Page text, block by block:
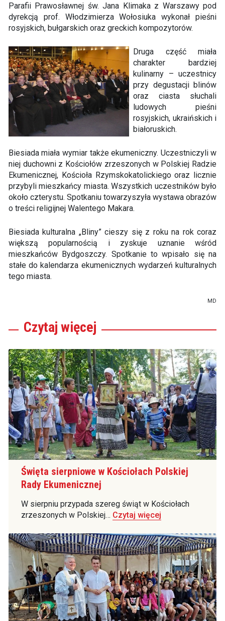
Parafii Prawosławnej św. Jana Klimaka z Warszawy pod
dyrekcją prof. Włodzimierza Wołosiuka wykonał pieśni
rosyjskich, bułgarskich oraz greckich kompozytorów.
Druga część miała
charakter bardziej
kulinarny – uczestnicy
przy degustacji blinów
oraz ciasta słuchali
ludowych pieśni
rosyjskich, ukraińskich i
białoruskich.
Biesiada miała wymiar także ekumeniczny. Uczestniczyli w
niej duchowni z Kościołów zrzeszonych w Polskiej Radzie
Ekumenicznej, Kościoła Rzymskokatolickiego oraz licznie
przybyli mieszkańcy miasta. Wszystkich uczestników było
około czterystu. Spotkaniu towarzyszyła wystawa obrazów
o treści religijnej Walentego Makara.
Biesiada kulturalna „Bliny” cieszy się z roku na rok coraz
większą popularnością i zyskuje uznanie wśród
mieszkańców Bydgoszczy. Spotkanie to wpisało się na
stałe do kalendarza ekumenicznych wydarzeń kulturalnych
tego miasta.
MD
Czytaj więcej
Święta sierpniowe w Kościołach Polskiej
Rady Ekumenicznej
W sierpniu przypada szereg świąt w Kościołach
zrzeszonych w Polskiej… Czytaj więcej